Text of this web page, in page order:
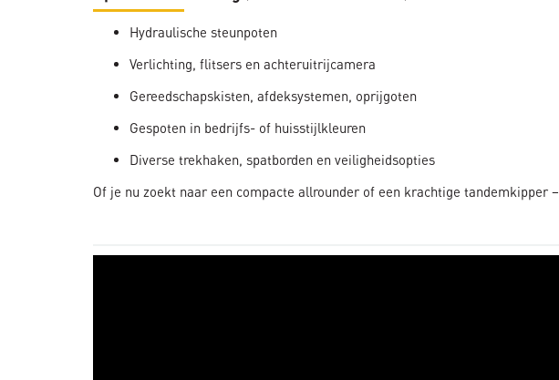
Hydraulische steunpoten
Verlichting, flitsers en achteruitrijcamera
Gereedschapskisten, afdeksystemen, oprijgoten
Gespoten in bedrijfs- of huisstijlkleuren
Diverse trekhaken, spatborden en veiligheidsopties
Of je nu zoekt naar een compacte allrounder of een krachtige tandemkipper –